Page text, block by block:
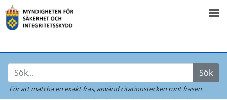
Sök
För att matcha en exakt fras, använd citationstecken runt frasen